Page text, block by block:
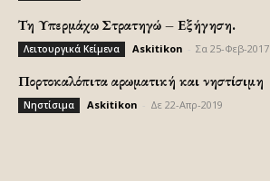
Τη Υπερμάχω Στρατηγώ – Εξήγηση.
Λειτουργικά Κείμενα Askitikon Σα 25-Φεβ-2017
Πορτοκαλόπιτα αρωματική και νηστίσιμη
Νηστίσιμα Askitikon Δε 22-Απρ-2019